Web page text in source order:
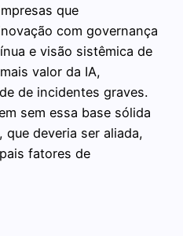
que
com governança
e visão sistêmica de
valor da IA,
de incidentes graves.
sem essa base sólida
deveria ser aliada,
fatores de